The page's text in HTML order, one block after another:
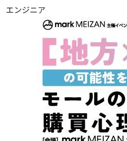
エンジニア